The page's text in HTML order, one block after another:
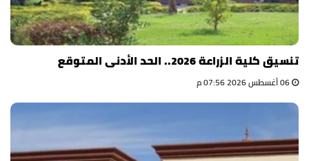
تنسيق كلية الزراعة 2026.. الحد الأدنى المتوقع